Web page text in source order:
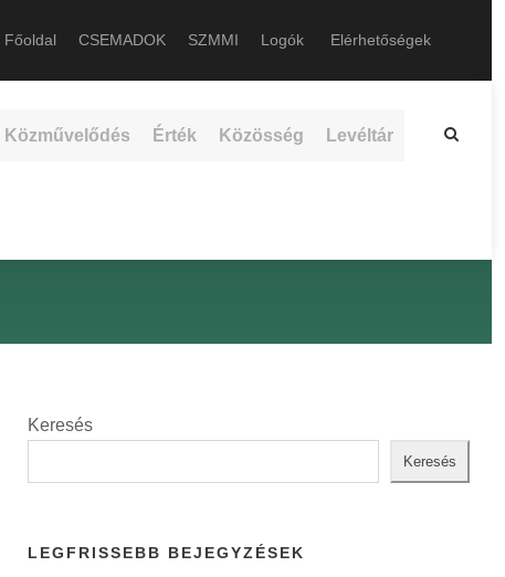
Főoldal CSEMADOK SZMMI Logók Elérhetőségek
Közművelődés Érték Közösség Levéltár
Keresés
Keresés
LEGFRISSEBB BEJEGYZÉSEK